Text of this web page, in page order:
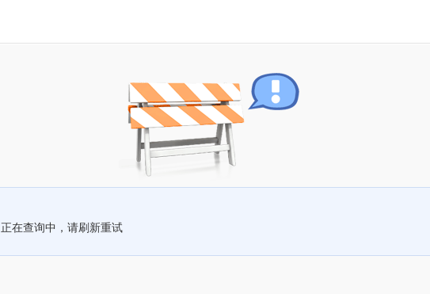
正在查询中，请刷新重试